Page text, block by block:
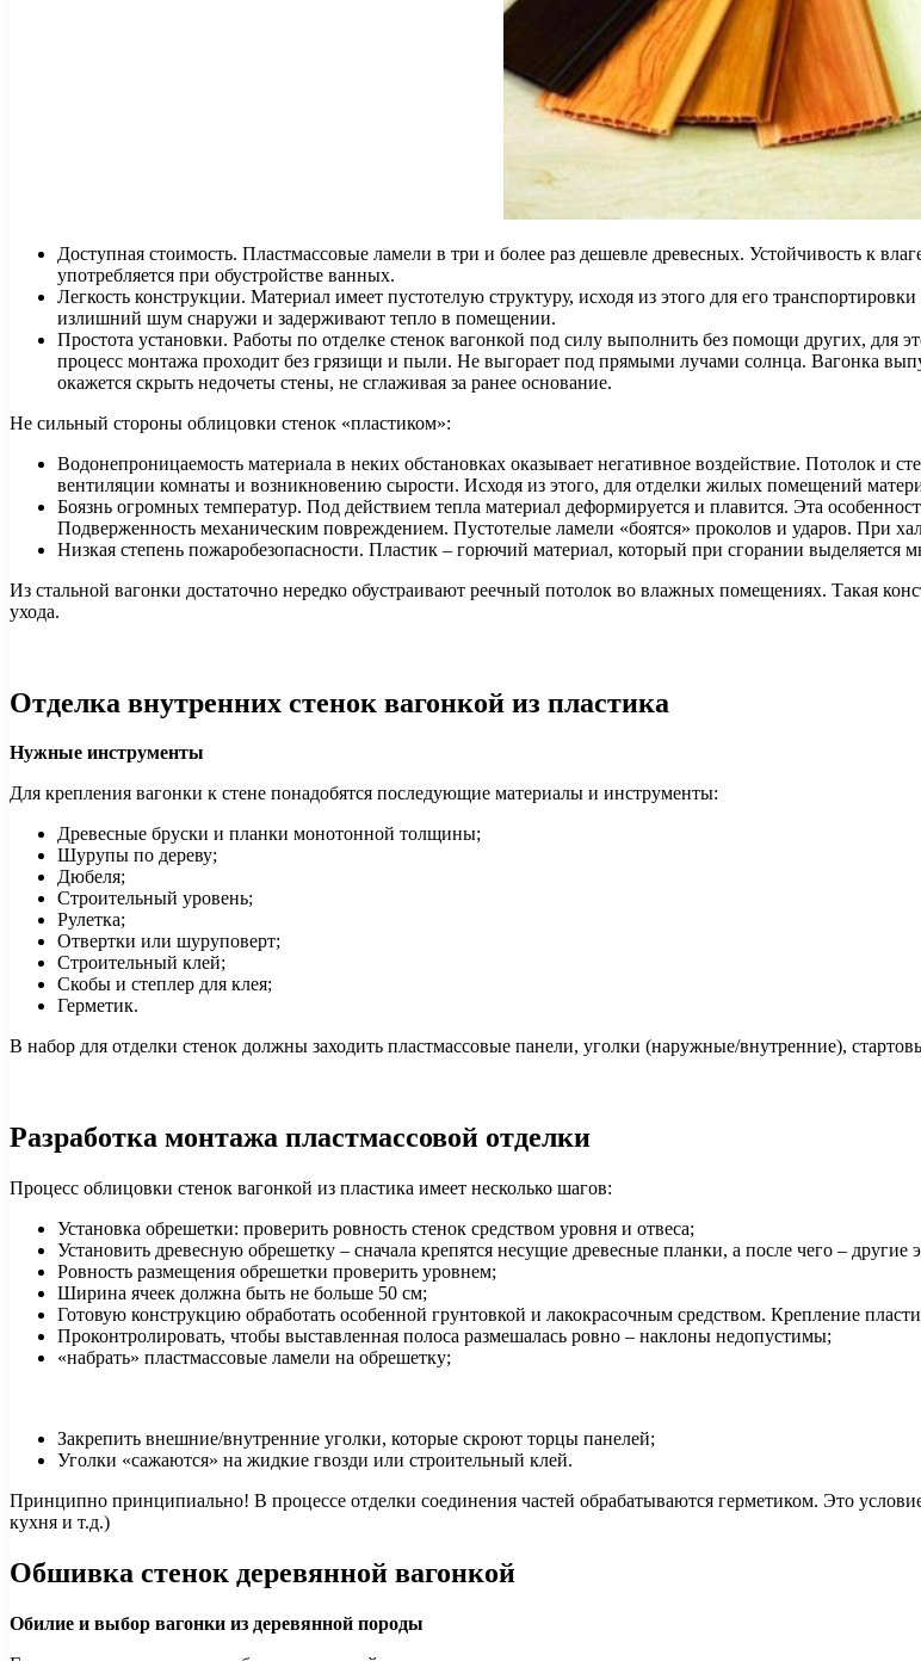
Доступная стоимость. Пластмассовые ламели в три и более раз дешевле древесных. Устойчивость к
употребляется при обустройстве ванных.
Легкость конструкции. Материал имеет пустотелую структуру, исходя из этого для его
излишний шум снаружи и задерживают тепло в помещении.
Простота установки. Работы по отделке стенок вагонкой под силу выполнить без помощи других, для
процесс монтажа проходит без грязищи и пыли. Не выгорает под прямыми лучами солнца. Вагонка
окажется скрыть недочеты стены, не сглаживая за ранее основание.
Не сильный стороны облицовки стенок «пластиком»:
Водонепроницаемость материала в неких обстановках оказывает негативное воздействие. Потолок
вентиляции комнаты и возникновению сырости. Исходя из этого, для отделки жилых помещений
Боязнь огромных температур. Под действием тепла материал деформируется и плавится. Эта
Подверженность механическим повреждением. Пустотелые ламели «боятся» проколов и ударов. При
Низкая степень пожаробезопасности. Пластик – горючий материал, который при сгорании выделяется
Из стальной вагонки достаточно нередко обустраивают реечный потолок во влажных помещениях. Такая
ухода.
Отделка внутренних стенок вагонкой из пластика
Нужные инструменты
Для крепления вагонки к стене понадобятся последующие материалы и инструменты:
Древесные бруски и планки монотонной толщины;
Шурупы по дереву;
Дюбеля;
Строительный уровень;
Рулетка;
Отвертки или шуруповерт;
Строительный клей;
Скобы и степлер для клея;
Герметик.
В набор для отделки стенок должны заходить пластмассовые панели, уголки (наружные/внутренние),
Разработка монтажа пластмассовой отделки
Процесс облицовки стенок вагонкой из пластика имеет несколько шагов:
Установка обрешетки: проверить ровность стенок средством уровня и отвеса;
Установить древесную обрешетку – сначала крепятся несущие древесные планки, а после чего – другие
Ровность размещения обрешетки проверить уровнем;
Ширина ячеек должна быть не больше 50 см;
Готовую конструкцию обработать особенной грунтовкой и лакокрасочным средством. Крепление
Проконтролировать, чтобы выставленная полоса размешалась ровно – наклоны недопустимы;
«набрать» пластмассовые ламели на обрешетку;
Закрепить внешние/внутренние уголки, которые скроют торцы панелей;
Уголки «сажаются» на жидкие гвозди или строительный клей.
Принципно принципиально! В процессе отделки соединения частей обрабатываются герметиком. Это
кухня и т.д.)
Обшивка стенок деревянной вагонкой
Обилие и выбор вагонки из деревянной породы